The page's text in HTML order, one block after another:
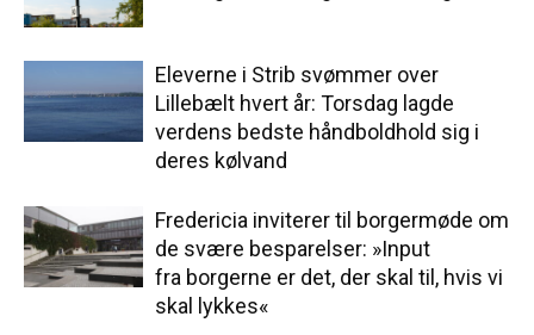
Eleverne i Strib svømmer over
Lillebælt hvert år: Torsdag lagde
verdens bedste håndboldhold sig i
deres kølvand
Fredericia inviterer til borgermøde om
de svære besparelser: »Input
fra borgerne er det, der skal til, hvis vi
skal lykkes«